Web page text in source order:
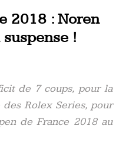
2018 : Noren
!
de 7 coups, pour la
Rolex Series, pour
de France 2018 au